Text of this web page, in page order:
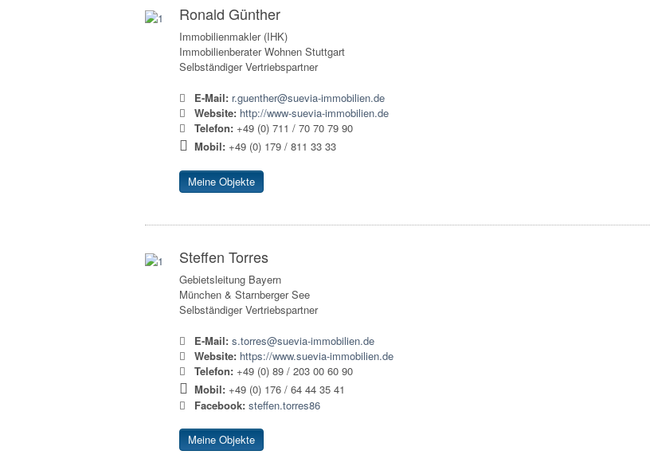
Ronald Günther
Immobilienmakler (IHK)
Immobilienberater Wohnen Stuttgart
Selbständiger Vertriebspartner
E-Mail: r.guenther@suevia-immobilien.de
Website: http://www-suevia-immobilien.de
Telefon: +49 (0) 711 / 70 70 79 90
Mobil: +49 (0) 179 / 811 33 33
Meine Objekte
Steffen Torres
Gebietsleitung Bayern
München & Starnberger See
Selbständiger Vertriebspartner
E-Mail: s.torres@suevia-immobilien.de
Website: https://www.suevia-immobilien.de
Telefon: +49 (0) 89 / 203 00 60 90
Mobil: +49 (0) 176 / 64 44 35 41
Facebook: steffen.torres86
Meine Objekte